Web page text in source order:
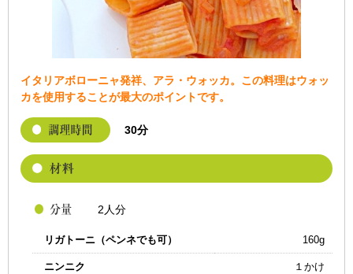
イタリアボローニャ発祥、アラ・ウォッカ。この料理はウォッ
カを使用することが最大のポイントです。
30分
2人分
リガトーニ（ペンネでも可） 160g
ニンニク １かけ